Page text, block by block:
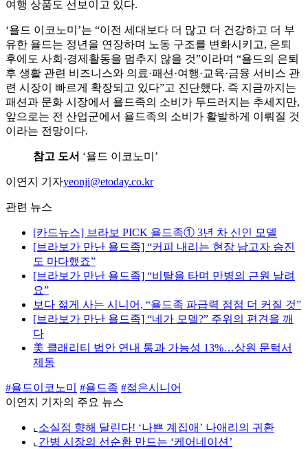
여행 상품도 선보이고 있다.
‘욜드 이코노미’는 “이전 세대보다 더 많고 더 건강하고 더 부
유한 욜드는 정년을 연장하며 노동 구조를 변화시키고, 은퇴
후에도 사회·경제활동을 멈추지 않을 것”이라며 “욜드의 은퇴
후 생활 관련 비즈니스와 의료·패션·여행·교육·금융 서비스 관
련 시장이 빠르게 확장되고 있다”고 진단했다. 즉 지금까지는
패션과 문화 시장에서 욜드족의 소비가 두드러지는 추세지만,
앞으로는 전 산업군에서 욜드족의 소비가 활발하게 이뤄질 것
이라는 전망이다.
참고 도서 ‘욜드 이코노미’
이연지 기자yeonji@etoday.co.kr
관련 뉴스
[카드뉴스] 브라보 PICK 욜드족① 3년 차 신인 모델
[브라보가 만난 욜드족] “커피 내리는 현장 남고자 승진
도 마다했죠”
[브라보가 만난 욜드족] “비탈을 타며 만병의 근원 날려
요”
보다 젊게 사는 시니어, “욜드족 파급력 점점 더 커질 것”
[브라보가 만난 욜드족] “네가 모델?” 주위의 편견을 깨
다
美 클래리티 법안 연내 통과 가능성 13%…상원 문턱서
제동
#욜드이코노미 #욜드족 #젊은시니어
이연지 기자의 주요 뉴스
⌞ 소실점 향해 달린다! ‘나쁜 계집애’ 나애리의 귀환
⌞ 간병 시장의 선순환 만드는 ‘케어네이션’